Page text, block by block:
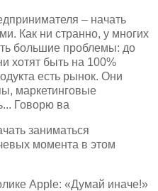
– начать
Как ни странно, у многих
большие проблемы: до
хотят быть на 100%
есть рынок. Они
маркетинговые
Говорю ва
заниматься
момента в этом
Apple: «Думай иначе!»